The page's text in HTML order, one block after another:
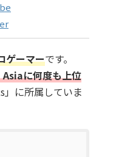
ゲーマーです。
に何度も上位
」に所属していま